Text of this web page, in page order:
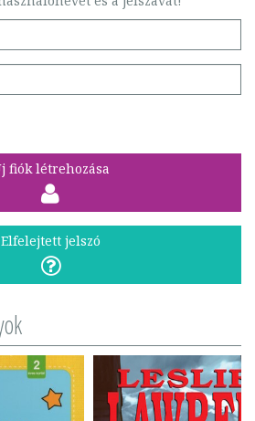
fiók létrehozása
Elfelejtett jelszó